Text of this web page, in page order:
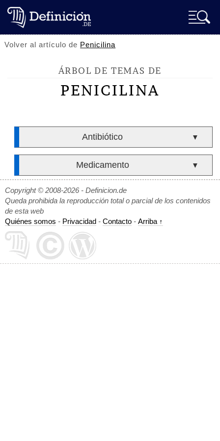
Volver al artículo de Penicilina
ÁRBOL DE TEMAS DE
PENICILINA
Antibiótico ▼
Medicamento ▼
Copyright © 2008-2026 - Definicion.de
Queda prohibida la reproducción total o parcial de los contenidos
de esta web
Quiénes somos - Privacidad - Contacto - Arriba ↑